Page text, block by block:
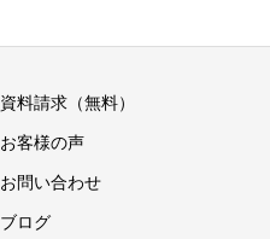
資料請求（無料）
お客様の声
お問い合わせ
ブログ